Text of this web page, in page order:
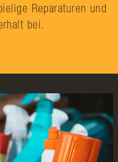
Reparaturen und
bei.